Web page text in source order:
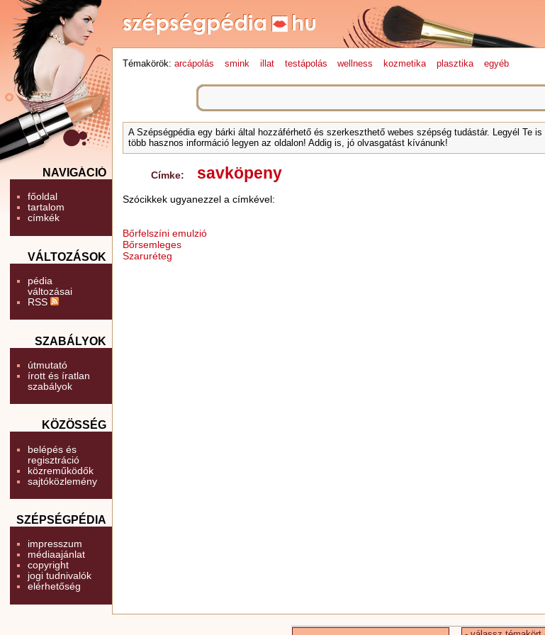
NAVIGÁCIÓ
főoldal
tartalom
címkék
VÁLTOZÁSOK
pédia
változásai
RSS
SZABÁLYOK
útmutató
írott és íratlan
szabályok
KÖZÖSSÉG
belépés és
regisztráció
közreműködők
sajtóközlemény
SZÉPSÉGPÉDIA
impresszum
médiaajánlat
copyright
jogi tudnivalók
elérhetőség
Témakörök: arcápolás smink illat testápolás wellness kozmetika plasztika egyéb
A Szépségpédia egy bárki által hozzáférhető és szerkeszthető webes szépség tudástár. Legyél Te
több hasznos információ legyen az oldalon! Addig is, jó olvasgatást kívánunk!
Címke: savköpeny
Szócikkek ugyanezzel a címkével:
Bőrfelszíni emulzió
Bőrsemleges
Szaruréteg